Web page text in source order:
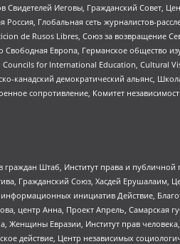
Иеговы, Гражданский Совет,
Глобальная сеть журналистов-
de Rusos Libres, Союз за возвращение
Европа, Германское общество
for International Education, Cultural
канадский демократический альянс,
сопротивление, Комитет
Штаб, Институт права и
Гражданский Союз, Хасдей Ерушалаим,
инициатив Действие,
центр Анна, Проект Апрель, Самарская
Женщины Евразии, Институт прав
действие, Центр независимых